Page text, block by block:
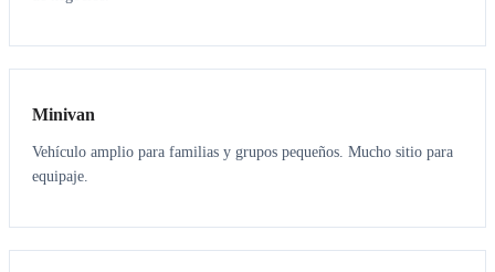
6 5
Minivan
Vehículo amplio para familias y grupos pequeños. Mucho sitio para
equipaje.
7 7